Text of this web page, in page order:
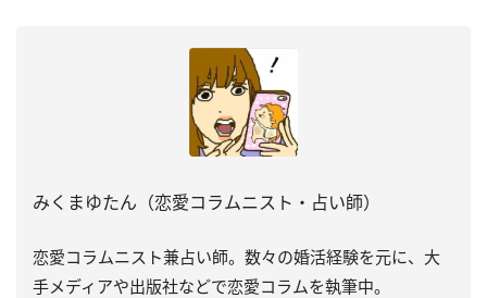
みくまゆたん（恋愛コラムニスト・占い師）
恋愛コラムニスト兼占い師。数々の婚活経験を元に、大
手メディアや出版社などで恋愛コラムを執筆中。